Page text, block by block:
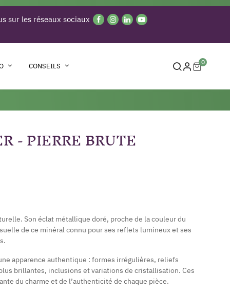
sur les réseaux sociaux
CONSEILS 0
- PIERRE BRUTE
Son éclat métallique doré, proche de la couleur du
de ce minéral connu pour ses reflets lumineux et ses
apparence authentique : formes irrégulières, reliefs
brillantes, inclusions et variations de cristallisation. Ces
du charme et de l’authenticité de chaque pièce.